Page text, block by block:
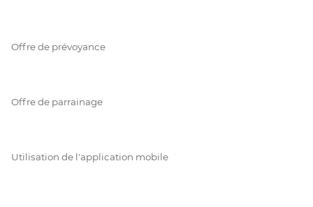
Offre de prévoyance
Offre de parrainage
Utilisation de l'application mobile